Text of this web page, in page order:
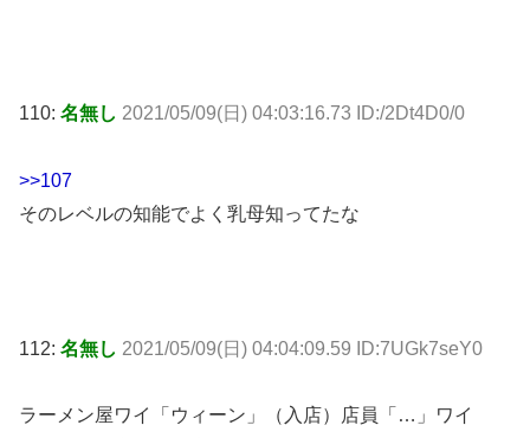
110: 名無し 2021/05/09(日) 04:03:16.73 ID:/2Dt4D0/0
>>107
そのレベルの知能でよく乳母知ってたな
112: 名無し 2021/05/09(日) 04:04:09.59 ID:7UGk7seY0
ラーメン屋ワイ「ウィーン」（入店）店員「…」ワイ